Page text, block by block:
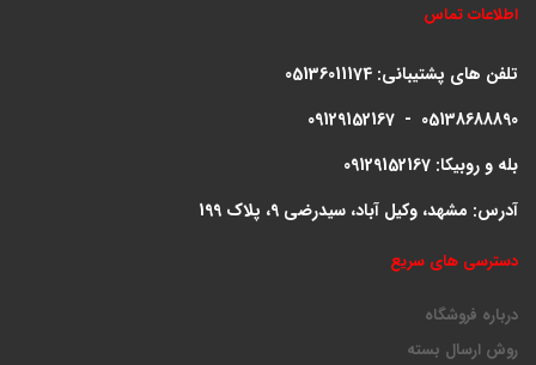
اطلاعات تماس
تلفن های پشتیبانی: 05136011174
09129152167 - 05138688890
بله و روبیکا: 09129152167
آدرس: مشهد، وکیل آباد، سیدرضی 9، پلاک 199
دسترسی های سریع
درباره فروشگاه
روش ارسال بسته